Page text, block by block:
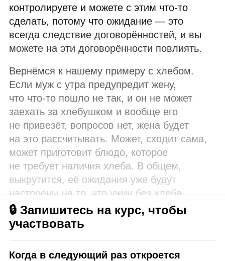
контролируете и можете с этим что‑то
сделать, потому что ожидание — это
всегда следствие договорённостей, и вы
можете на эти договорённости повлиять.
Вернёмся к нашему примеру с хлебом.
Если муж с утра предупредит жену,
что что‑то пошло не так, и он не может
заехать за хлебушком и вообще его
не привезёт, вопросов нет, жена будет
на это рассчитывать. Может, сходит сама,
может приготовит блюдо, которое
не требует наличия хлеба. В общем,
выкрутится, её ожидания уже будут
настроены на то, что ужин без хлеба.
🔒 Запишитесь на курс, чтобы
участвовать
Когда в следующий раз откроется